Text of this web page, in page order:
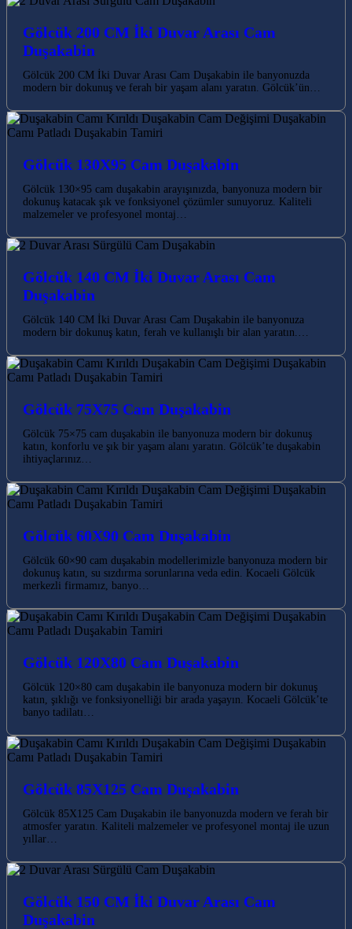
Gölcük 200 CM İki Duvar Arası Cam
Duşakabin
Gölcük 200 CM İki Duvar Arası Cam Duşakabin ile banyonuzda
modern bir dokunuş ve ferah bir yaşam alanı yaratın. Gölcük’ün…
Gölcük 130X95 Cam Duşakabin
Gölcük 130×95 cam duşakabin arayışınızda, banyonuza modern bir
dokunuş katacak şık ve fonksiyonel çözümler sunuyoruz. Kaliteli
malzemeler ve profesyonel montaj…
Gölcük 140 CM İki Duvar Arası Cam
Duşakabin
Gölcük 140 CM İki Duvar Arası Cam Duşakabin ile banyonuza
modern bir dokunuş katın, ferah ve kullanışlı bir alan yaratın.…
Gölcük 75X75 Cam Duşakabin
Gölcük 75×75 cam duşakabin ile banyonuza modern bir dokunuş
katın, konforlu ve şık bir yaşam alanı yaratın. Gölcük’te duşakabin
ihtiyaçlarınız…
Gölcük 60X90 Cam Duşakabin
Gölcük 60×90 cam duşakabin modellerimizle banyonuza modern bir
dokunuş katın, su sızdırma sorunlarına veda edin. Kocaeli Gölcük
merkezli firmamız, banyo…
Gölcük 120X80 Cam Duşakabin
Gölcük 120×80 cam duşakabin ile banyonuza modern bir dokunuş
katın, şıklığı ve fonksiyonelliği bir arada yaşayın. Kocaeli Gölcük’te
banyo tadilatı…
Gölcük 85X125 Cam Duşakabin
Gölcük 85X125 Cam Duşakabin ile banyonuzda modern ve ferah bir
atmosfer yaratın. Kaliteli malzemeler ve profesyonel montaj ile uzun
yıllar…
Gölcük 150 CM İki Duvar Arası Cam
Duşakabin